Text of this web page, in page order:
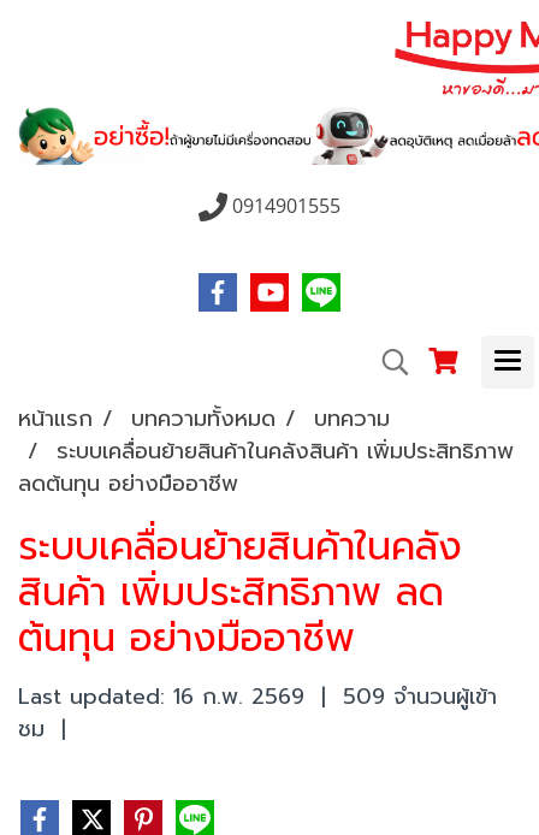
0914901555
หน้าแรก บทความทั้งหมด
บทความ
ระบบเคลื่อนย้ายสินค้าในคลังสินค้า เพิ่มประสิทธิภาพ
ลดต้นทุน อย่างมืออาชีพ
ระบบเคลื่อนย้ายสินค้าในคลัง
สินค้า เพิ่มประสิทธิภาพ ลด
ต้นทุน อย่างมืออาชีพ
Last updated: 16 ก.พ. 2569 | 509 จำนวนผู้เข้า
ชม |